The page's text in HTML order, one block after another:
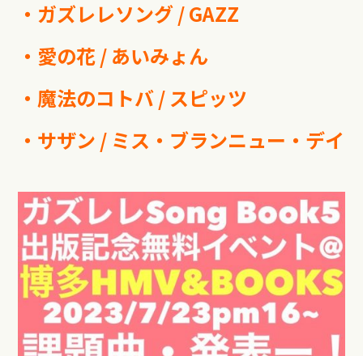
・ガズレレソング / GAZZ
・愛の花 / あいみょん
・魔法のコトバ / スピッツ
・サザン / ミス・ブランニュー・デイ